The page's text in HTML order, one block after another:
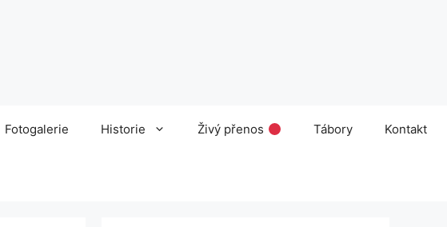
Fotogalerie Historie Živý přenos Tábory Kontakt